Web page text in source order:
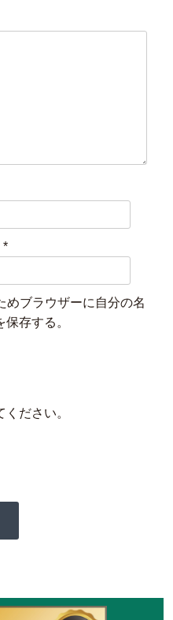
*
めブラウザーに自分の名
存する。
ださい。